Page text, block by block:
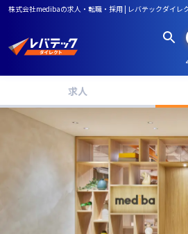
株式会社medibaの求人・転職・採用 | レバテックダイレ
求人